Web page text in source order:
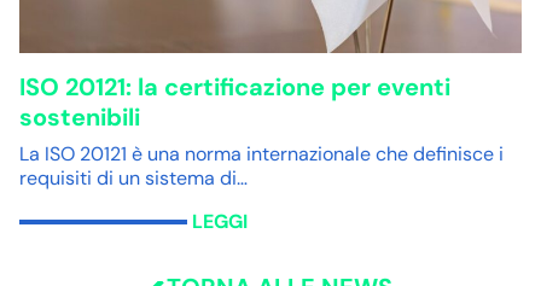
ISO 20121: la certificazione per eventi
sostenibili
La ISO 20121 è una norma internazionale che definisce i
requisiti di un sistema di…
LEGGI